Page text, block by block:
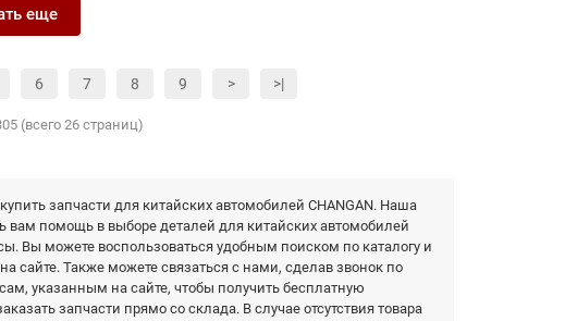
еще
6 7 8 9 > >|
(всего 26 страниц)
запчасти для китайских автомобилей CHANGAN. Наша
вам помощь в выборе деталей для китайских автомобилей
Вы можете воспользоваться удобным поиском по каталогу и
сайте. Также можете связаться с нами, сделав звонок по
указанным на сайте, чтобы получить бесплатную
запчасти прямо со склада. В случае отсутствия товара